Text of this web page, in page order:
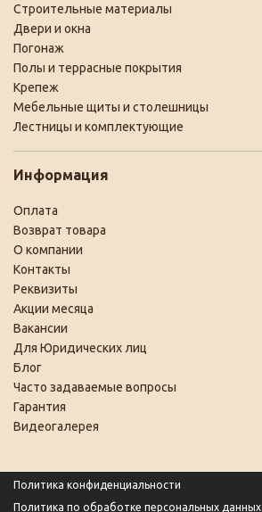
Строительные материалы
Двери и окна
Погонаж
Полы и террасные покрытия
Крепеж
Мебельные щиты и столешницы
Лестницы и комплектующие
Информация
Оплата
Возврат товара
О компании
Контакты
Реквизиты
Акции месяца
Вакансии
Для Юридических лиц
Блог
Часто задаваемые вопросы
Гарантия
Видеогалерея
Политика конфиденциальности
Политика по обработке персональных данных